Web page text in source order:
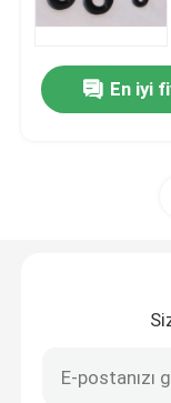
Yağ Dudak
En iyi